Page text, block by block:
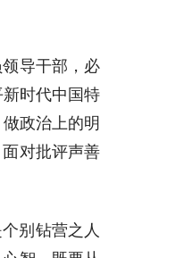
导干部，必
时代中国特
政治上的明
对批评声善
别钻营之人